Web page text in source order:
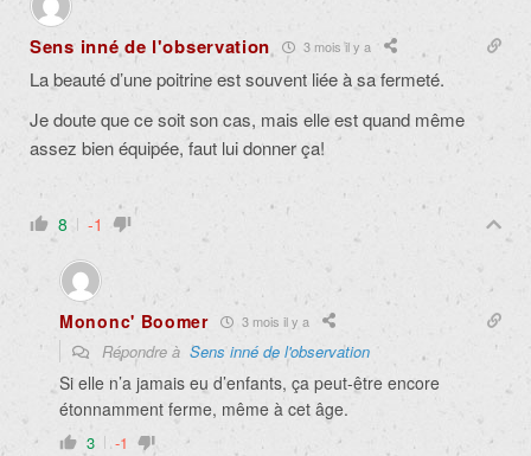
Sens inné de l'observation 3 mois il y a
La beauté d’une poitrine est souvent liée à sa fermeté.
Je doute que ce soit son cas, mais elle est quand même
assez bien équipée, faut lui donner ça!
8 -1
Mononc' Boomer 3 mois il y a
Répondre à Sens inné de l'observation
Si elle n’a jamais eu d’enfants, ça peut-être encore
étonnamment ferme, même à cet âge.
3 -1